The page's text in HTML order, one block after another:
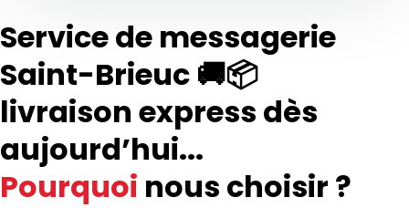
Service de messagerie
Saint-Brieuc 🚚📦
livraison express dès
aujourd’hui...
Pourquoi nous choisir ?